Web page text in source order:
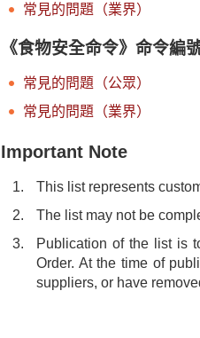
常見的問題（業界）
《食物安全命令》命令編
常見的問題（公眾）
常見的問題（業界）
Important Note
This list represents
The list may not be
Publication of the list is
Order. At the time of
suppliers, or have